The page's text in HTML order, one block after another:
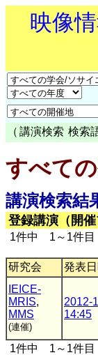
映像
（ 講演検索 検索
すべて
講演検索結
登録講演（開
1件中 1～1件目
研究会 発表
IEICE-
MRIS,
MMS
(連催)
2012-
14:45
1件中 1～1件目